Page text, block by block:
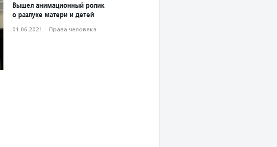
Вышел анимационный ролик
о разлуке матери и детей
01.06.2021 · Права человека